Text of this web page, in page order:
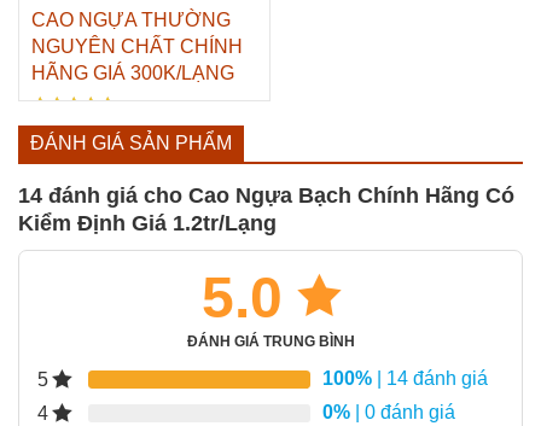
CAO NGỰA THƯỜNG
NGUYÊN CHẤT CHÍNH
HÃNG GIÁ 300K/LẠNG
Được xếp
hạng
500.000₫ Giá
là:
500.000₫.
300.000₫Giá
tại
là:
300.000₫.
ĐÁNH GIÁ SẢN PHẨM
14 đánh giá cho Cao Ngựa Bạch Chính Hãng Có
Kiểm Định Giá 1.2tr/Lạng
5.0
ĐÁNH GIÁ TRUNG BÌNH
5 100% | 14 đánh giá
4
0% | 0 đánh giá